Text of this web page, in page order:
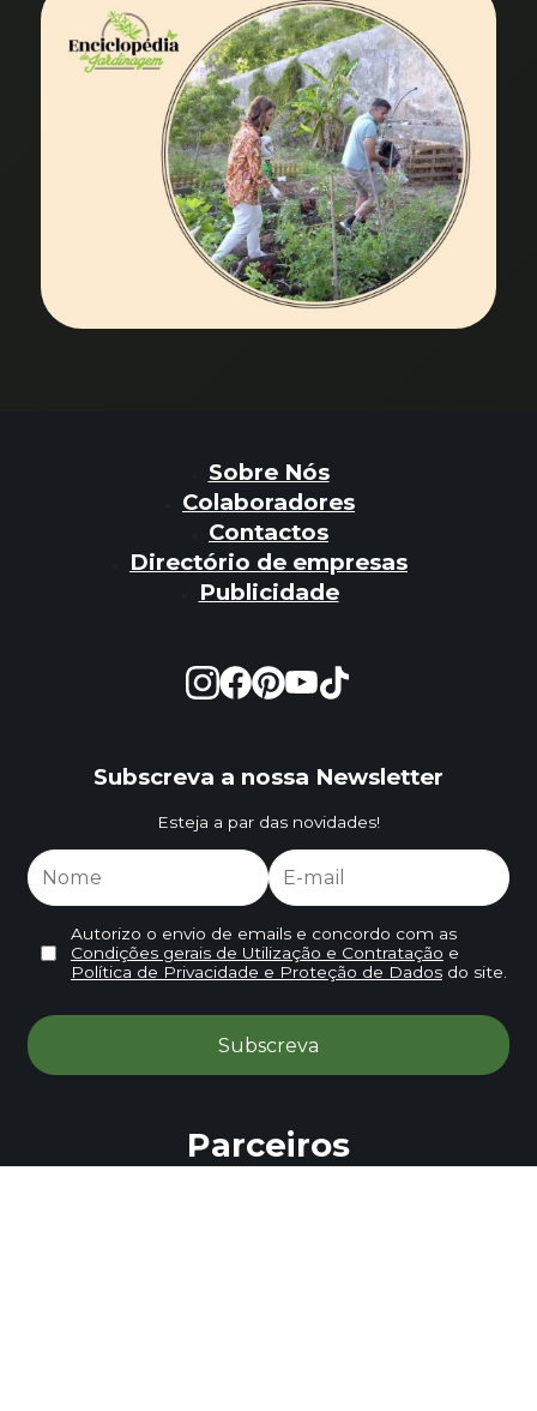
Sobre Nós
Colaboradores
Contactos
Directório de empresas
Publicidade
Subscreva a nossa Newsletter
Esteja a par das novidades!
Autorizo o envio de emails e concordo com as
Condições gerais de Utilização e Contratação e
Política de Privacidade e Proteção de Dadosdo site.
Parceiros